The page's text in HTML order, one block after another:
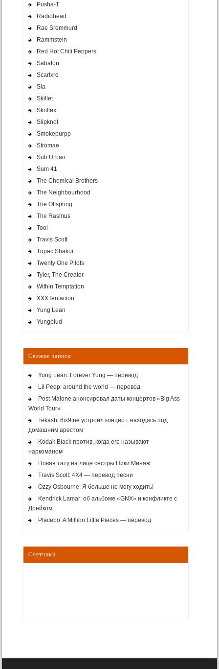
Pusha-T
Radiohead
Rae Sremmurd
Rammstein
Red Hot Chili Peppers
Sabaton
Scarlxrd
Sia
Skillet
Skrillex
Slipknot
Smokepurpp
Stromae
Sub Urban
Sum 41
The Chemical Brothers
The Neighbourhood
The Offspring
The Rasmus
Tool
Travis Scott
Tupac Shakur
Twenty One Pilots
Tyler, The Creator
Within Temptation
XXXTentacion
Yung Lean
Yungblud
Свежие записи
Yung Lean: Forever Yung — перевод
Lil Peep: around the world — перевод
Post Malone анонсировал даты концертов «Big Ass
World Tour»
Tekashi 6ix9ine устроил концерт, находясь под
домашним арестом
Kodak Black против, когда его называют
наркоманом
Новая тату на лице сестры Ники Минаж
Travis Scott: 4X4 — перевод песни
Ozzy Osbourne: Я больше не могу ходить!
Kendrick Lamar: об альбоме «GNX» и конфликте с
Дрейком
Placebo: A Million Little Pieces — перевод
Счетчики